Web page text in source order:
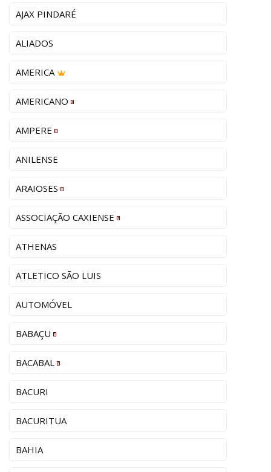
AJAX PINDARÉ
ALIADOS
AMERICA
AMERICANO
AMPERE
ANILENSE
ARAIOSES
ASSOCIAÇÃO CAXIENSE
ATHENAS
ATLETICO SÃO LUIS
AUTOMÓVEL
BABAÇU
BACABAL
BACURI
BACURITUA
BAHIA